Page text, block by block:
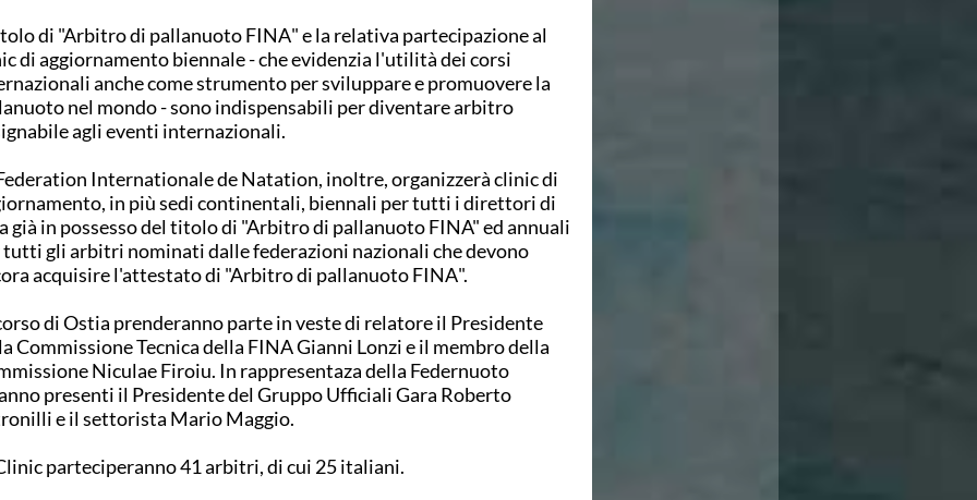
di "Arbitro di pallanuotoFINA" e la relativa partecipazione al
di aggiornamento biennale - che evidenzia l'utilità dei corsi
anchecomestrumento persvilupparee promuoverela
nel mondo-sonoindispensabili perdiventare arbitro
aglieventi internazionali.
Internationale de Natation, inoltre, organizzerà clinic di
in più sedi continentali, biennali per tutti i direttori di
già in possesso del titolo di "Arbitro di pallanuoto FINA" ed annuali
tutti gli arbitri nominati dalle federazioni nazionali che devono
acquisire l'attestato di "Arbitro di pallanuotoFINA".
di Ostia prenderanno parte in veste di relatore il Presidente
Commissione Tecnica della FINA Gianni Lonzi e il membro della
Niculae Firoiu. In rappresentaza della Federnuoto
presenti il Presidente del Gruppo Ufficiali Gara Roberto
e il settorista Mario Maggio.
parteciperanno 41 arbitri, di cui 25 italiani.